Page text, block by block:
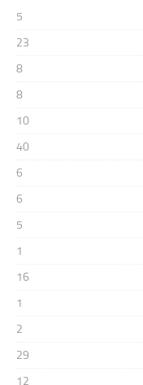
5
23
8
8
10
40
6
6
5
1
16
1
2
29